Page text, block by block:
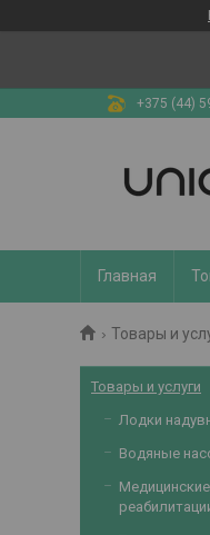
+375 (44)
Главная
Товары и
Товары и услуги
Лодки
Водяные